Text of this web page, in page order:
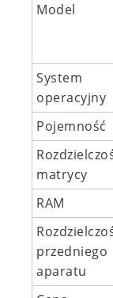
Model
System
operacyjny
Pojemność
matrycy
RAM
przedniego
aparatu